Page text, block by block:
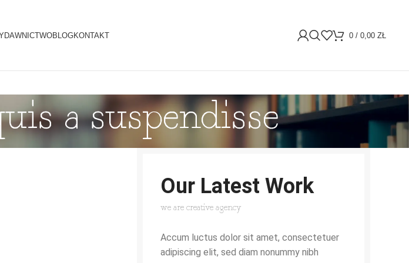
BLOGKONTAKT 0/ 0,00ZŁ
a suspendisse
Our Latest Work
we are creative agency
Accum luctus dolor sit amet, consectetuer
adipiscing elit, sed diam nonummy nibh